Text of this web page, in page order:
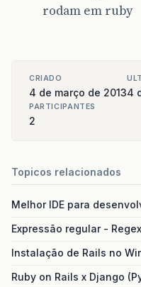
rodam em ruby
CRIADO
4 de março de 20134
PARTICIPANTES
2
Topicos relacionados
Melhor IDE para
Expressão regular -
Instalação de Rails no
Ruby on Rails x Django